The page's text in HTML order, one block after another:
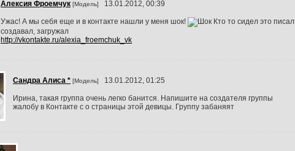
Алексия Фроемчук [Модель] 13.01.2012, 00:39
Ужас! А мы себя еще и в контакте нашли у меня шок!
Кто то сидел это писал
создавал, загружал
http://vkontakte.ru/alexia_froemchuk_vk
Сандра Алиса * [Модель] 13.01.2012, 01:25
Ирина, такая группа очень легко банится. Напишите на создателя группы
жалобу в Контакте с о страницы этой девицы. Группу забаняят